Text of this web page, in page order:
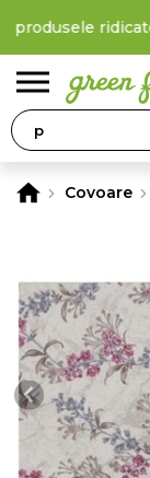
ridicate
Covoare